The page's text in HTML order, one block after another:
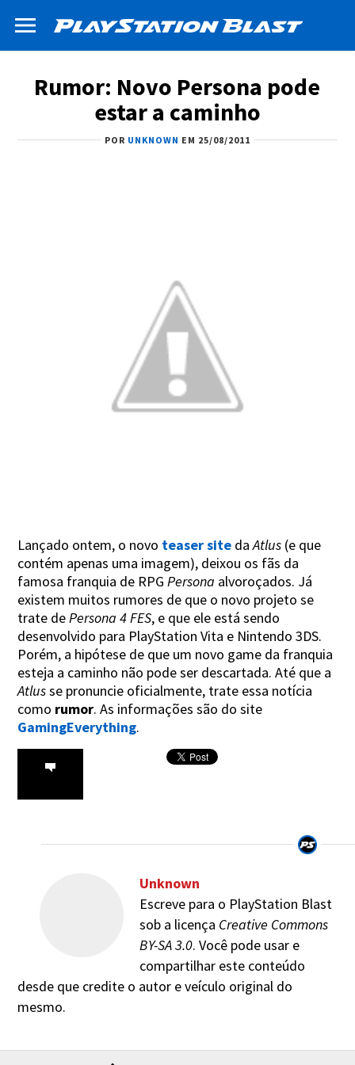
Rumor: Novo Persona pode
estar a caminho
POR UNKNOWN EM 25/08/2011
Lançado ontem, o novo teaser site daAtlus (e que
contém apenas uma imagem), deixou os fãs da
famosa franquia de RPGPersona alvoroçados. Já
existem muitos rumores de que o novo projeto se
trate dePersona 4 FES, e que ele está sendo
desenvolvido para PlayStation Vita e Nintendo 3DS.
Porém, a hipótese de que um novo game da franquia
esteja a caminho não pode ser descartada. Até que a
Atlusse pronuncie oficialmente, trate essa notícia
como rumor. As informações são do site
GamingEverything.
Unknown
Escreve para o PlayStation Blast
sob a licença Creative Commons
BY-SA 3.0. Você pode usar e
compartilhar este conteúdo
desde que credite o autor e veículo original do
mesmo.